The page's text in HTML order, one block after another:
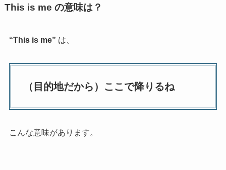
This is me の意味は？
“This is me” は、
（目的地だから）ここで降りるね
こんな意味があります。